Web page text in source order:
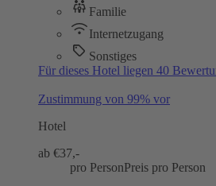
Familie
Internetzugang
Sonstiges
Für dieses Hotel liegen 40
Zustimmung von 99% vor
Hotel
ab €37,-
pro PersonPreis pro Person